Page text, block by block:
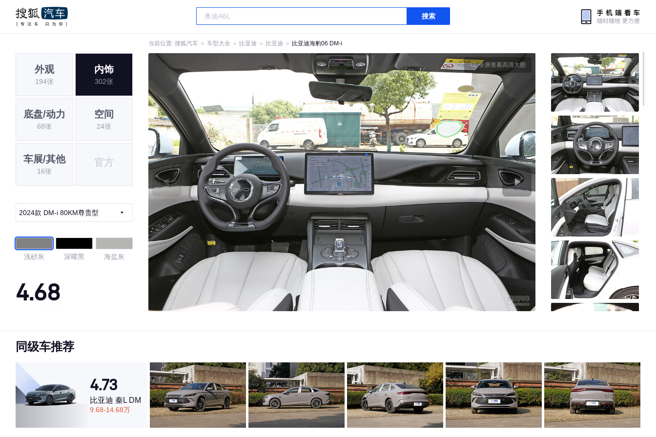
搜索
当前位置: 搜狐汽车 ＞ 车型大全 ＞ 比亚迪 ＞ 比亚迪 ＞ 比亚迪海豹06 DM-i
外观
194张
内饰
302张
底盘/动力
68张
空间
24张
车展/其他
16张
官方
2024款 DM-i 80KM尊贵型
浅砂灰 深曜黑 海盐灰
4.68
·内饰表现较为优秀，优于52%同级车
·空间表现一般，低于53%同级车
全屏查看高清大图
同级车推荐
4.73
比亚迪 秦L DM
9.68-14.68万